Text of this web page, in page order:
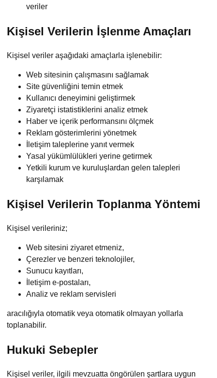
veriler
Kişisel Verilerin İşlenme Amaçları
Kişisel veriler aşağıdaki amaçlarla işlenebilir:
Web sitesinin çalışmasını sağlamak
Site güvenliğini temin etmek
Kullanıcı deneyimini geliştirmek
Ziyaretçi istatistiklerini analiz etmek
Haber ve içerik performansını ölçmek
Reklam gösterimlerini yönetmek
İletişim taleplerine yanıt vermek
Yasal yükümlülükleri yerine getirmek
Yetkili kurum ve kuruluşlardan gelen talepleri
karşılamak
Kişisel Verilerin Toplanma Yöntemi
Kişisel verileriniz;
Web sitesini ziyaret etmeniz,
Çerezler ve benzeri teknolojiler,
Sunucu kayıtları,
İletişim e-postaları,
Analiz ve reklam servisleri
aracılığıyla otomatik veya otomatik olmayan yollarla
toplanabilir.
Hukuki Sebepler
Kişisel veriler, ilgili mevzuatta öngörülen şartlara uygun